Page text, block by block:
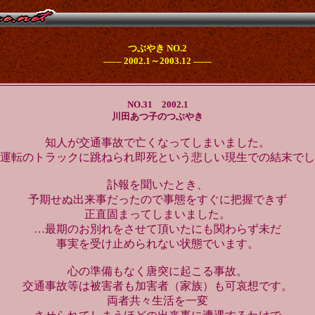
つぶやき NO.2
―― 2002.1～2003.12 ――
NO.31 2002.1
川田あつ子のつぶやき
知人が交通事故で亡くなってしまいました。
転のトラックに跳ねられ即死という悲しい現生での結末で
訃報を聞いたとき、
予期せぬ出来事だったので事態をすぐに把握できず
正直固まってしまいました。
…最期のお別れをさせて頂いたにも関わらず未だ
事実を受け止められない状態でいます。
心の準備もなく唐突に起こる事故。
交通事故等は被害者も加害者（家族）も可哀想です。
両者共々生活を一変